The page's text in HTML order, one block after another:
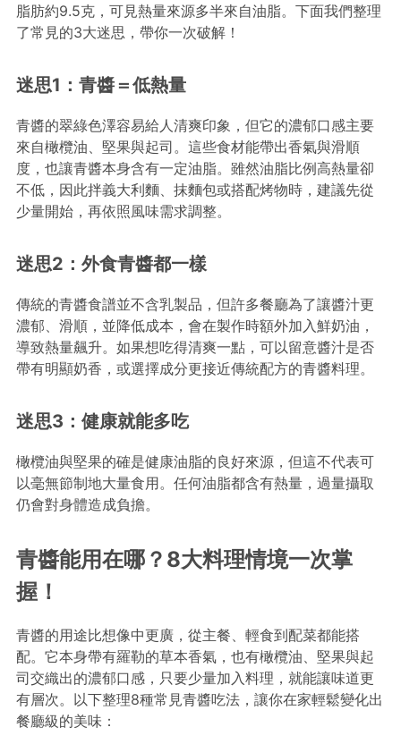
脂肪約9.5克，可見熱量來源多半來自油脂。下面我們整理
了常見的3大迷思，帶你一次破解！
迷思1：青醬＝低熱量
青醬的翠綠色澤容易給人清爽印象，但它的濃郁口感主要
來自橄欖油、堅果與起司。這些食材能帶出香氣與滑順
度，也讓青醬本身含有一定油脂。雖然油脂比例高熱量卻
不低，因此拌義大利麵、抹麵包或搭配烤物時，建議先從
少量開始，再依照風味需求調整。
迷思2：外食青醬都一樣
傳統的青醬食譜並不含乳製品，但許多餐廳為了讓醬汁更
濃郁、滑順，並降低成本，會在製作時額外加入鮮奶油，
導致熱量飆升。如果想吃得清爽一點，可以留意醬汁是否
帶有明顯奶香，或選擇成分更接近傳統配方的青醬料理。
迷思3：健康就能多吃
橄欖油與堅果的確是健康油脂的良好來源，但這不代表可
以毫無節制地大量食用。任何油脂都含有熱量，過量攝取
仍會對身體造成負擔。
青醬能用在哪？8大料理情境一次掌
握！
青醬的用途比想像中更廣，從主餐、輕食到配菜都能搭
配。它本身帶有羅勒的草本香氣，也有橄欖油、堅果與起
司交織出的濃郁口感，只要少量加入料理，就能讓味道更
有層次。以下整理8種常見青醬吃法，讓你在家輕鬆變化出
餐廳級的美味：